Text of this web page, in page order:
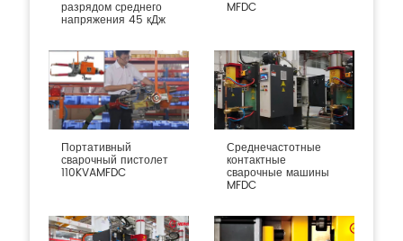
разрядом среднего
напряжения 45 кДж
MFDC
Портативный
сварочный пистолет
110KVAMFDC
Среднечастотные
контактные
сварочные машины
MFDC